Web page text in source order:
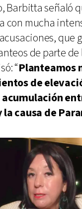
Barbitta señaló
con mucha
que
de parte de
“Planteamos
de
la causa de